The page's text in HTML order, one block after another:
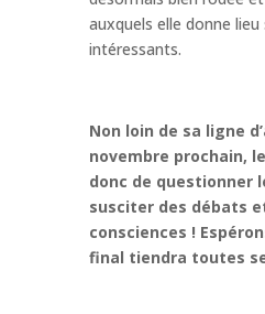
auxquels elle donne
intéressants.
Non loin de sa ligne
novembre prochain,
donc de questionner
susciter des débats
consciences !
final tiendra toutes